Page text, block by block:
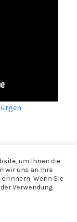
um Ihnen die
wir uns an Ihre
Wenn Sie
Verwendung